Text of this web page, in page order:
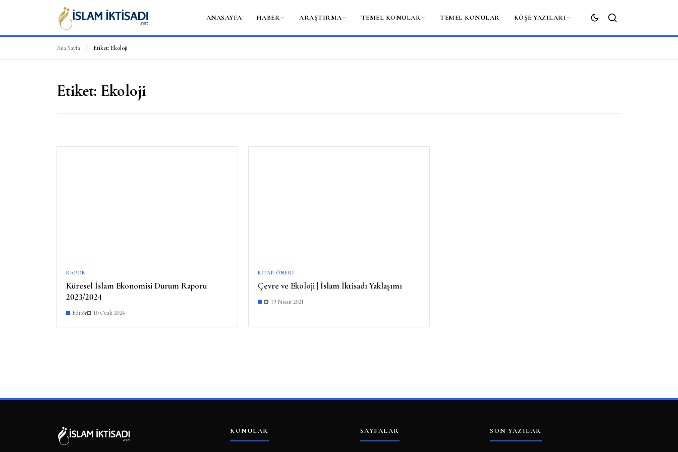
ANASAYFA HABER ARAŞTIRMA TEMEL KONULAR TEMEL KONULAR KÖŞE YAZILARI
ARA
Ana Sayfa / Etiket: Ekoloji
Etiket: Ekoloji
RAPOR
Küresel İslam Ekonomisi Durum Raporu
2023/2024
Editör 10 Ocak 2024
KITAP-ÖNERI
Çevre ve Ekoloji | İslam İktisadı Yaklaşımı
19 Nisan 2021
KONULAR SAYFALAR SON YAZILAR